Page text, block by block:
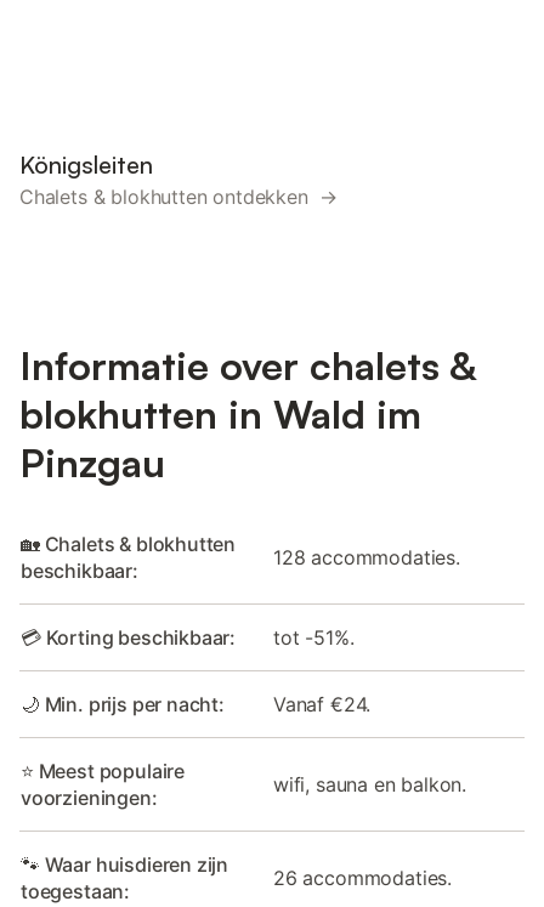
Königsleiten
Chalets & blokhutten ontdekken →
Informatie over chalets &
blokhutten in Wald im
Pinzgau
🏡 Chalets & blokhutten
beschikbaar:
128 accommodaties.
💳 Korting beschikbaar: tot -51%.
🌙 Min. prijs per nacht: Vanaf €24.
⭐ Meest populaire
voorzieningen:
wifi, sauna en balkon.
🐾 Waar huisdieren zijn
toegestaan:
26 accommodaties.